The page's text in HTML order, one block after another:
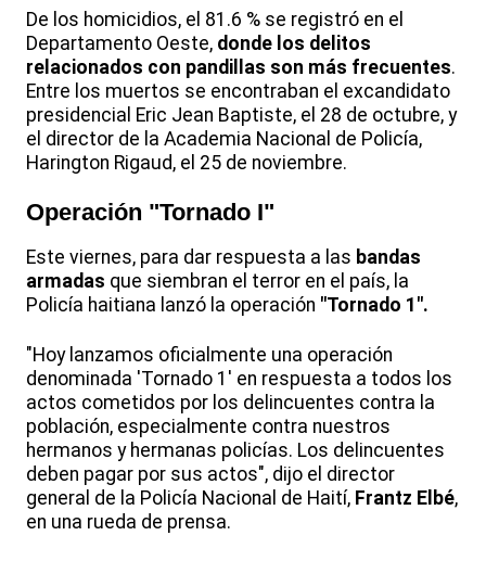
De los homicidios, el 81.6 % se registró en el
Departamento Oeste, donde los delitos
relacionados con pandillas son más frecuentes.
Entre los muertos se encontraban el excandidato
presidencial Eric Jean Baptiste, el 28 de octubre, y
el director de la Academia Nacional de Policía,
Harington Rigaud, el 25 de noviembre.
Operación "Tornado I"
Este viernes, para dar respuesta a las bandas
armadas que siembran el terror en el país, la
Policía haitiana lanzó la operación "Tornado 1".
"Hoy lanzamos oficialmente una operación
denominada 'Tornado 1' en respuesta a todos los
actos cometidos por los delincuentes contra la
población, especialmente contra nuestros
hermanos y hermanas policías. Los delincuentes
deben pagar por sus actos", dijo el director
general de la Policía Nacional de Haití, Frantz Elbé,
en una rueda de prensa.